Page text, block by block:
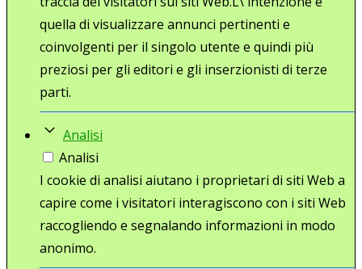
quella di visualizzare annunci pertinenti e
coinvolgenti per il singolo utente e quindi più
preziosi per gli editori e gli inserzionisti di terze
parti.
Analisi
Analisi
I cookie di analisi aiutano i proprietari di siti Web a
capire come i visitatori interagiscono con i siti Web
raccogliendo e segnalando informazioni in modo
anonimo.